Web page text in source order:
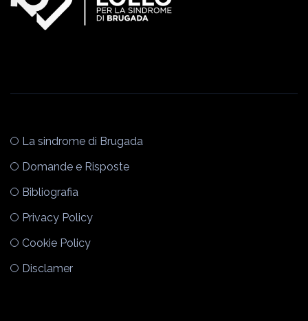
La sindrome di Brugada
Domande e Risposte
Bibliografia
Privacy Policy
Cookie Policy
Disclamer